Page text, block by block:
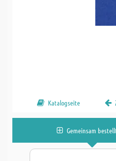
Katalogseite
Gemeinsam